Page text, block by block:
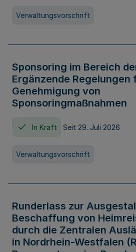
Verwaltungsvorschrift
Sponsoring im Bereich
Ergänzende Regelungen
Genehmigung von
Sponsoringmaßnahmen
In Kraft Seit 29. Juli 2026
Verwaltungsvorschrift
Runderlass zur
Beschaffung von
durch die Zentralen
in Nordrhein-Westfalen